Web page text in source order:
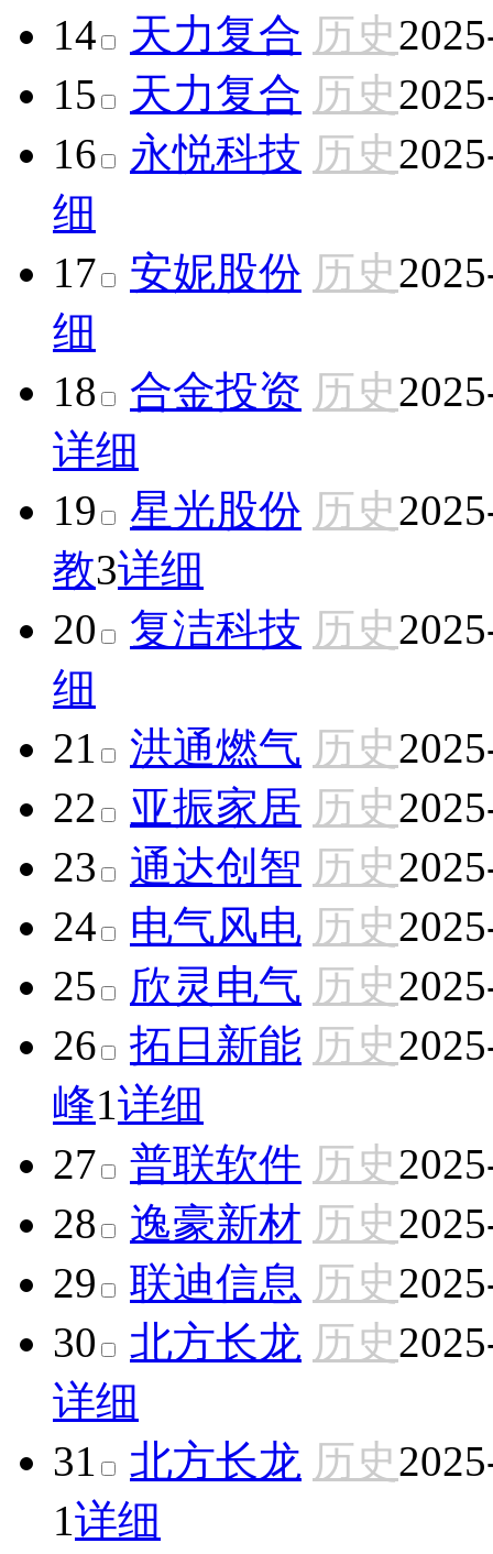
14
天力复合 历史
15
天力复合 历史
16
永悦科技 历史
细
17
安妮股份 历史
细
18
合金投资 历史
详细
19
星光股份 历史
教3详细
20
复洁科技 历史
细
21
洪通燃气 历史
22
亚振家居 历史
23
通达创智 历史
24
电气风电 历史
25
欣灵电气 历史
26
拓日新能 历史
峰1详细
27
普联软件 历史
28
逸豪新材 历史
29
联迪信息 历史
30
北方长龙 历史
详细
31
北方长龙 历史
1详细